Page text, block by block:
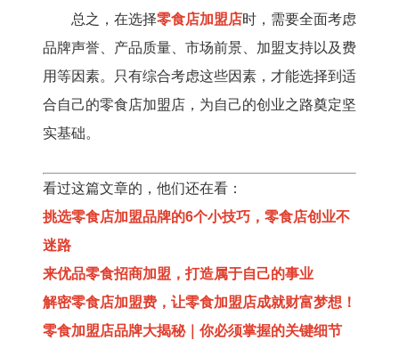
总之，在选择零食店加盟店时，需要全面考虑
品牌声誉、产品质量、市场前景、加盟支持以及费
用等因素。只有综合考虑这些因素，才能选择到适
合自己的零食店加盟店，为自己的创业之路奠定坚
实基础。
看过这篇文章的，他们还在看：
挑选零食店加盟品牌的6个小技巧，零食店创业不
迷路
来优品零食招商加盟，打造属于自己的事业
解密零食店加盟费，让零食加盟店成就财富梦想！
零食加盟店品牌大揭秘｜你必须掌握的关键细节